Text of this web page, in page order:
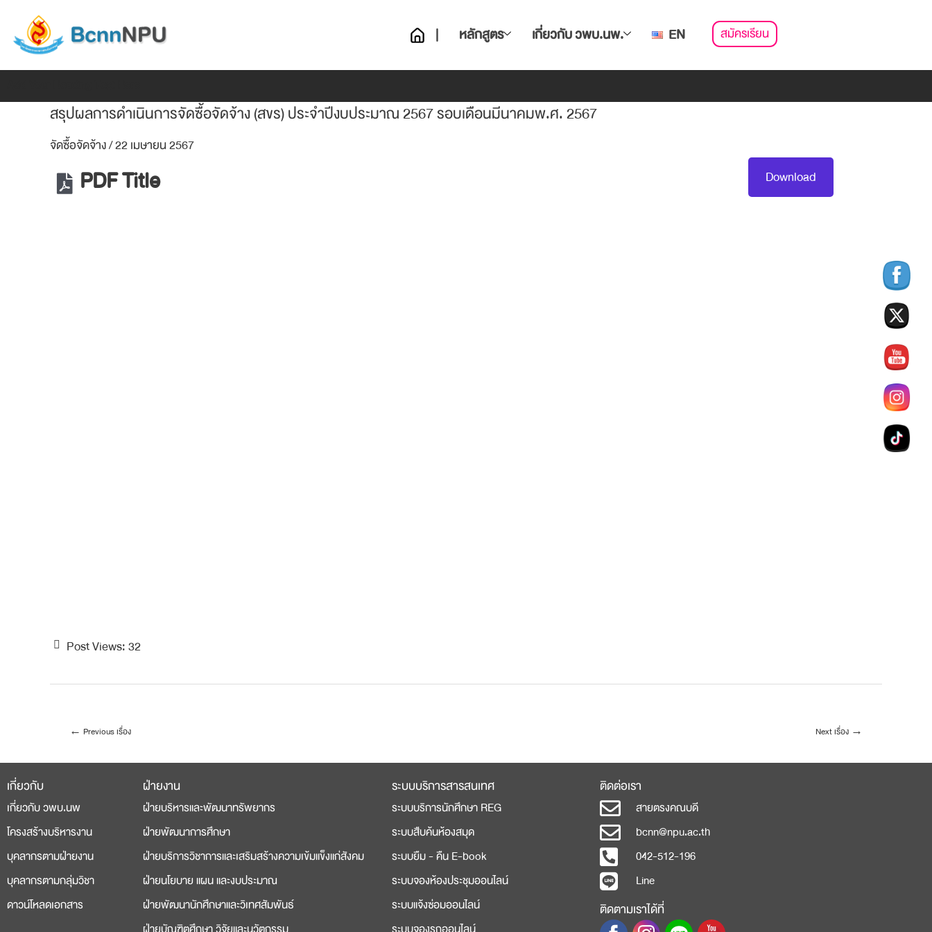
| หลักสูตร เกี่ยวกับ วพบ.นพ. EN สมัครเรียน
สรุปผลการดำเนินการจัดซื้อจัดจ้าง (สขร) ประจำปีงบประมาณ 2567 รอบเดือนมีนาคมพ.ศ. 2567
จัดซื้อจัดจ้าง/22 เมษายน 2567
PDF Title Download
Post Views:32
เรื่อง
← Previous เรื่อง Next เรื่อง →
เกี่ยวกับ
เกี่ยวกับ วพบ.นพ
โครงสร้างบริหารงาน
บุคลากรตามฝ่ายงาน
บุคลากรตามกลุ่มวิชา
ดาวน์โหลดเอกสาร
deneme
bonusu
casino
siteleri
ฝ่ายงาน
ฝ่ายบริหารและพัฒนาทรัพยากร
ฝ่ายพัฒนาการศึกษา
ฝ่ายบริการวิชาการและเสริมสร้างความเข้มแข็งแก่สังคม
ฝ่ายนโยบาย แผน และงบประมาณ
ฝ่ายพัฒนานักศึกษาและวิเทศสัมพันธ์
ระบบบริการสารสนเทศ
ระบบบริการนักศึกษา REG
ระบบสืบค้นห้องสมุด
ระบบยืม - คืน E-book
ระบบจองห้องประชุมออนไลน์
ระบบแจ้งซ่อมออนไลน์
ติดต่อเรา
สายตรงคณบดี
bcnn@npu.ac.th
042-512-196
Line
ติดตามเราได้ที่